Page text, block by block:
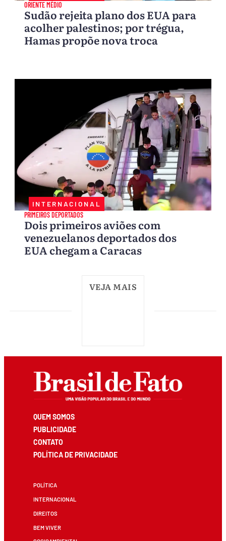
ORIENTE MÉDIO
Sudão rejeita plano dos EUA para
acolher palestinos; por trégua,
Hamas propõe nova troca
INTERNACIONAL
PRIMEIROS DEPORTADOS
Dois primeiros aviões com
venezuelanos deportados dos
EUA chegam a Caracas
VEJA MAIS
QUEM SOMOS
PUBLICIDADE
CONTATO
POLÍTICA DE PRIVACIDADE
POLÍTICA
INTERNACIONAL
DIREITOS
BEM VIVER